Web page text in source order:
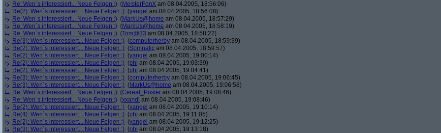
Re: Wen´s interessiert... Neue Felgen ;) (MeisterFonX am 08.04.2005, 18:56:06)
Re(2): Wen´s interessiert... Neue Felgen ;) (yangel am 08.04.2005, 18:56:08)
Re: Wen´s interessiert... Neue Felgen ;) (MarkUs@home am 08.04.2005, 18:57:29)
Re: Wen´s interessiert... Neue Felgen ;) (MarkUs@home am 08.04.2005, 18:58:19)
Re: Wen´s interessiert... Neue Felgen ;) (Tom@33 am 08.04.2005, 18:58:22)
Re(3): Wen´s interessiert... Neue Felgen ;) (computerherby am 08.04.2005, 18:59:39)
Re(2): Wen´s interessiert... Neue Felgen ;) (Somnatic am 08.04.2005, 18:59:57)
Re(2): Wen´s interessiert... Neue Felgen ;) (yangel am 08.04.2005, 19:00:14)
Re(2): Wen´s interessiert... Neue Felgen ;) (phj am 08.04.2005, 19:03:39)
Re(2): Wen´s interessiert... Neue Felgen ;) (phj am 08.04.2005, 19:04:41)
Re(3): Wen´s interessiert... Neue Felgen ;) (computerherby am 08.04.2005, 19:06:45)
Re(3): Wen´s interessiert... Neue Felgen ;) (MarkUs@home am 08.04.2005, 19:06:58)
Re: Wen´s interessiert... Neue Felgen ;) (Cereal_Poster am 08.04.2005, 19:08:46)
Re: Wen´s interessiert... Neue Felgen ;) (xxandl am 08.04.2005, 19:08:46)
Re(2): Wen´s interessiert... Neue Felgen ;) (yangel am 08.04.2005, 19:10:14)
Re(4): Wen´s interessiert... Neue Felgen ;) (phj am 08.04.2005, 19:11:05)
Re(2): Wen´s interessiert... Neue Felgen ;) (yangel am 08.04.2005, 19:12:25)
Re(3): Wen´s interessiert... Neue Felgen ;) (phj am 08.04.2005, 19:13:18)